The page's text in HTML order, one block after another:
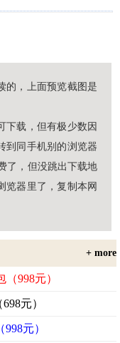
的，上面预览截图是
下载，但有极少数因
到同手机别的浏览器
了，但没跳出下载地
览器里了，复制本网
+ more
998元）
元）
元）